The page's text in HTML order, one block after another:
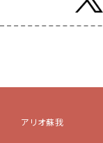
アリオ蘇我